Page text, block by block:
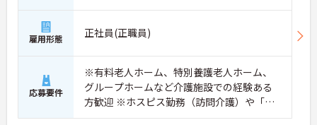
・夏季・冬季の特別休暇があり年間休日は113日し
っかりと休めます
【安心の教育・チームサポート体制】
・2日間のオンライン研修と個人のペースに合わせ
たOJTを実施しています
雇用形態 正社員(正職員)
応募要件
※有料老人ホーム、特別養護老人ホーム、
グループホームなど介護施設での経験ある
方歓迎 ※ホスピス勤務（訪問介護）や「看
取り」が初めての方も可